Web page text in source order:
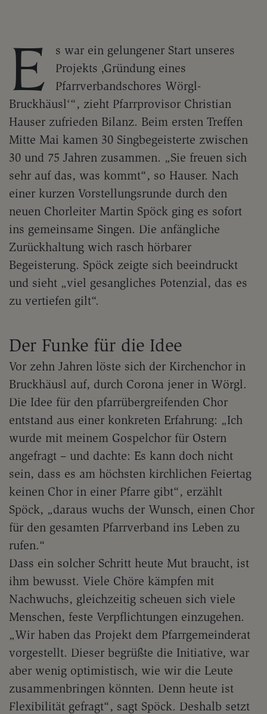
E
s war ein gelungener Start unseres
Projekts ‚Gründung eines
Pfarrverbandschores Wörgl-
Bruckhäusl‘“, zieht Pfarrprovisor Christian
Hauser zufrieden Bilanz. Beim ersten Treffen
Mitte Mai kamen 30 Singbegeisterte zwischen
30 und 75 Jahren zusammen. „Sie freuen sich
sehr auf das, was kommt“, so Hauser. Nach
einer kurzen Vorstellungsrunde durch den
neuen Chorleiter Martin Spöck ging es sofort
ins gemeinsame Singen. Die anfängliche
Zurückhaltung wich rasch hörbarer
Begeisterung. Spöck zeigte sich beeindruckt
und sieht „viel gesangliches Potenzial, das es
zu vertiefen gilt“.
Der Funke für die Idee
Vor zehn Jahren löste sich der Kirchenchor in
Bruckhäusl auf, durch Corona jener in Wörgl.
Die Idee für den pfarrübergreifenden Chor
entstand aus einer konkreten Erfahrung: „Ich
wurde mit meinem Gospelchor für Ostern
angefragt – und dachte: Es kann doch nicht
sein, dass es am höchsten kirchlichen Feiertag
keinen Chor in einer Pfarre gibt“, erzählt
Spöck, „daraus wuchs der Wunsch, einen Chor
für den gesamten Pfarrverband ins Leben zu
rufen.“
Dass ein solcher Schritt heute Mut braucht, ist
ihm bewusst. Viele Chöre kämpfen mit
Nachwuchs, gleichzeitig scheuen sich viele
Menschen, feste Verpflichtungen einzugehen.
„Wir haben das Projekt dem Pfarrgemeinderat
vorgestellt. Dieser begrüßte die Initiative, war
aber wenig optimistisch, wie wir die Leute
zusammenbringen könnten. Denn heute ist
Flexibilität gefragt“, sagt Spöck. Deshalb setzt